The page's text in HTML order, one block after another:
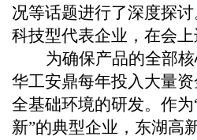
况等话题进行了深度探
科技型代表企业，在会上
为确保产品的全部
华工安鼎每年投入大量
全基础环境的研发。作为
新”的典型企业，东湖高